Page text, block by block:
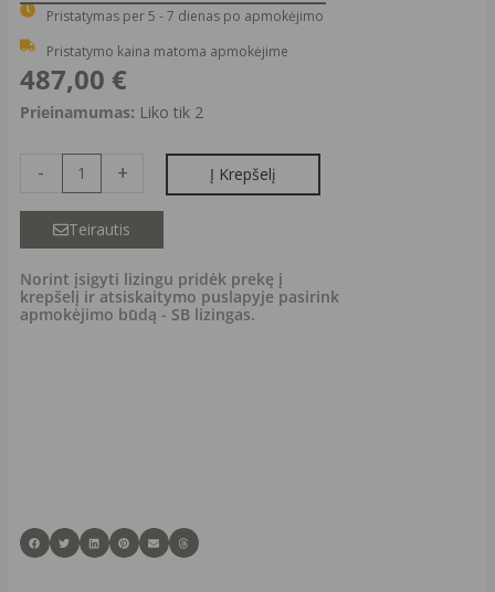
Pristatymas per 5 - 7 dienas po apmokėjimo
Pristatymo kaina matoma apmokėjime
487,00 €
Prieinamumas: Liko tik 2
-
produkto
fotelis
+ Į Krepšelį
Teirautis
Norint įsigyti lizingu pridėk prekę į
krepšelį ir atsiskaitymo puslapyje pasirink
apmokėjimo būdą - SB lizingas.